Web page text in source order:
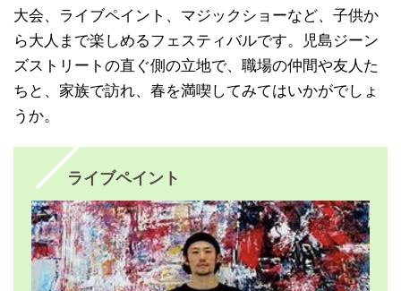
大会、ライブペイント、マジックショーなど、子供か
ら大人まで楽しめるフェスティバルです。児島ジーン
ズストリートの直ぐ側の立地で、職場の仲間や友人た
ちと、家族で訪れ、春を満喫してみてはいかがでしょ
うか。
ライブペイント